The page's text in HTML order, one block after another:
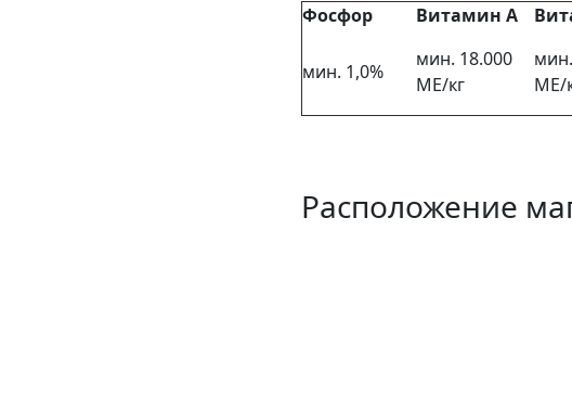
Фосфор Витамин А
мин. 1,0%
мин. 18.000
МЕ/кг
МЕ/
Расположение